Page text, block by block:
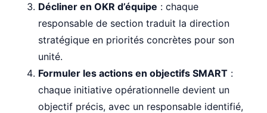
Décliner en OKR d’équipe : chaque
responsable de section traduit la direction
stratégique en priorités concrètes pour son
unité.
Formuler les actions en objectifs SMART :
chaque initiative opérationnelle devient un
objectif précis, avec un responsable identifié,